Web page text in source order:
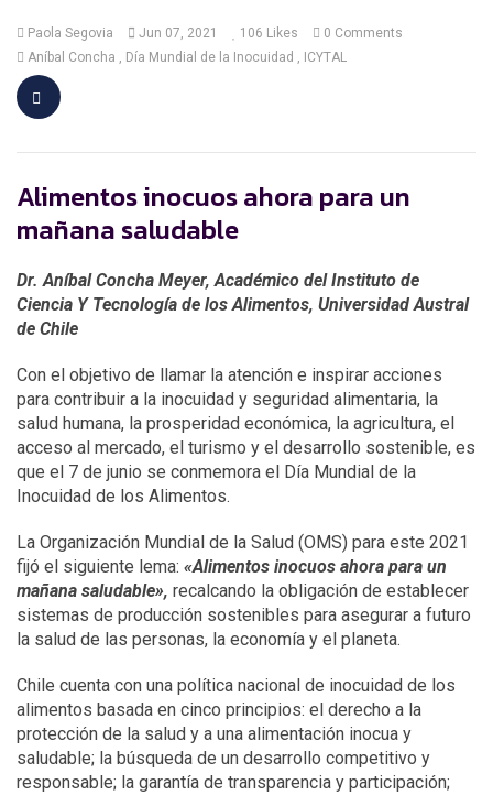
Paola Segovia Jun 07, 2021 106 Likes
0 Comments
Aníbal Concha
Día Mundial de la Inocuidad ICYTAL
Alimentos inocuos ahora para un
mañana saludable
Dr. Aníbal Concha Meyer, Académico del Instituto de
Ciencia Y Tecnología de los Alimentos, Universidad Austral
de Chile
Con el objetivo de llamar la atención e inspirar acciones
para contribuir a la inocuidad y seguridad alimentaria, la
salud humana, la prosperidad económica, la agricultura, el
acceso al mercado, el turismo y el desarrollo sostenible, es
que el 7 de junio se conmemora el Día Mundial de la
Inocuidad de los Alimentos.
La Organización Mundial de la Salud (OMS) para este 2021
fijó el siguiente lema: «Alimentos inocuos ahora para un
mañana saludable», recalcando la obligación de establecer
sistemas de producción sostenibles para asegurar a futuro
la salud de las personas, la economía y el planeta.
Chile cuenta con una política nacional de inocuidad de los
alimentos basada en cinco principios: el derecho a la
protección de la salud y a una alimentación inocua y
saludable; la búsqueda de un desarrollo competitivo y
responsable; la garantía de transparencia y participación;